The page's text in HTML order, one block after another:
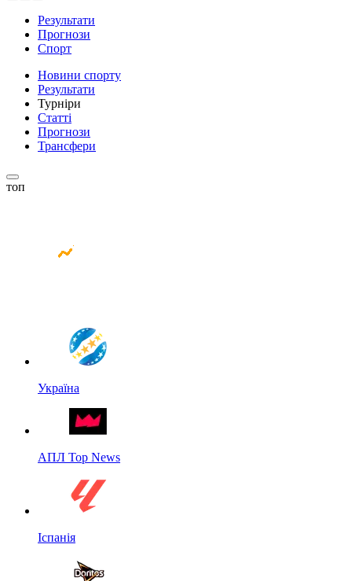
Результати
Прогнози
Спорт
Новини спорту
Результати
Турніри
Статті
Прогнози
Трансфери
топ
Україна
АПЛ Top News
Іспанія